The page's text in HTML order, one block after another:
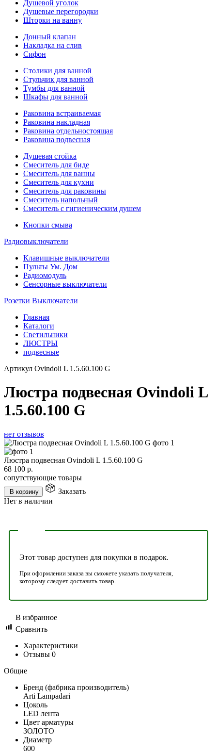
Душевой уголок
Душевые перегородки
Шторки на ванну
Донный клапан
Накладка на слив
Сифон
Столики для ванной
Стульчик для ванной
Тумбы для ванной
Шкафы для ванной
Раковина встраиваемая
Раковина накладная
Раковина отдельностоящая
Раковина подвесная
Душевая стойка
Смеситель для биде
Смеситель для ванны
Смеситель для кухни
Смеситель для раковины
Смеситель напольный
Смеситель с гигиеническим душем
Кнопки смыва
Радиовыключатели
Клавишные выключатели
Пульты Ум. Дом
Радиомодуль
Сенсорные выключатели
Розетки Выключатели
Главная
Каталоги
Светильники
ЛЮСТРЫ
подвесные
Артикул Ovindoli L 1.5.60.100 G
Люстра подвесная Ovindoli L
1.5.60.100 G
нет отзывов
Люстра подвесная Ovindoli L 1.5.60.100 G
68 100 р.
сопутствующие товары
В корзину
Заказать
Нет в наличии
Этот товар доступен для покупки в подарок.
При оформлении заказа вы сможете указать получателя,
которому следует доставить товар.
В избранное
Сравнить
Характеристики
Отзывы 0
Общие
Бренд (фабрика производитель)
Arti Lampadari
Цоколь
LED лента
Цвет арматуры
ЗОЛОТО
Диаметр
600